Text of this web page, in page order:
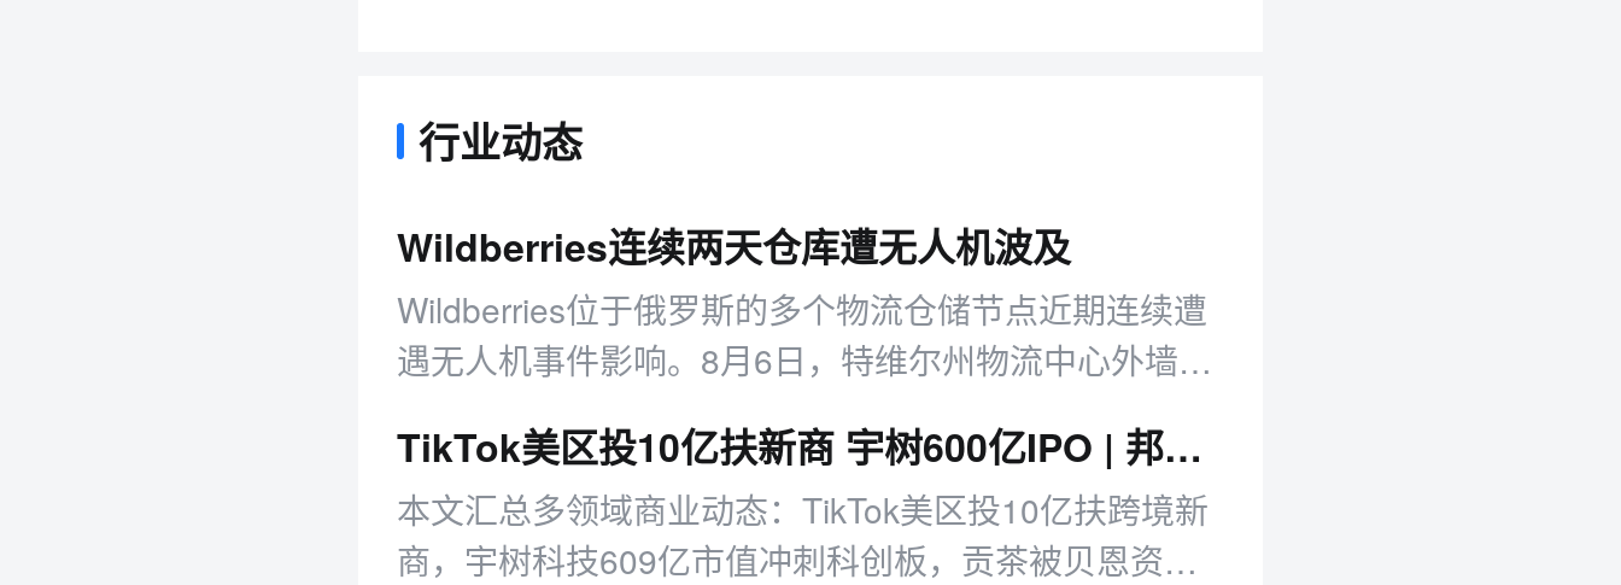
行业动态
Wildberries连续两天仓库遭无人机波及
Wildberries位于俄罗斯的多个物流仓储节点近期连续遭
遇无人机事件影响。8月6日，特维尔州物流中心外墙因
库屋顶落入3架无人机，引发多处火情
TikTok美区投10亿扶新商 宇树600亿IPO | 邦小白日报
本文汇总多领域商业动态：TikTok美区投10亿扶跨境新
商，宇树科技609亿市值冲刺科创板，贡茶被贝恩资本